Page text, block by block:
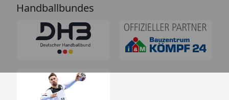
Handballbundes